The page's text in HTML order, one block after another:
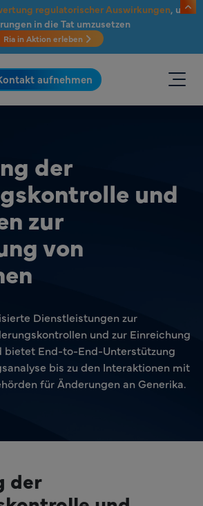
regulatorischer Auswirkungen, um
in die Tat umzusetzen
Ria in Aktion erleben
aufnehmen
der
und
zur
von
Dienstleistungen zur
und zur Einreichung
bietet End-to-End-Unterstützung
bis zu den Interaktionen mit
für Änderungen an Generika.
der